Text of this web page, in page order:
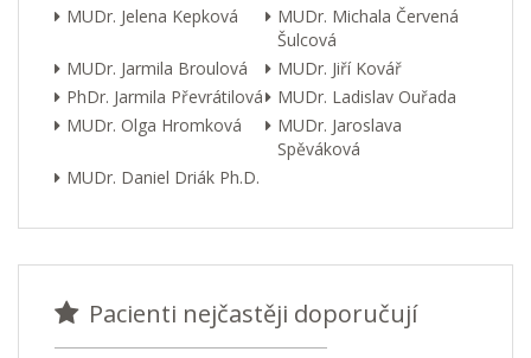
MUDr. Jelena Kepková
MUDr. Michala Červená
Šulcová
MUDr. Jarmila Broulová
MUDr. Jiří Kovář
PhDr. Jarmila Převrátilová
MUDr. Ladislav Ouřada
MUDr. Olga Hromková
MUDr. Jaroslava
Spěváková
MUDr. Daniel Driák Ph.D.
Pacienti nejčastěji doporučují